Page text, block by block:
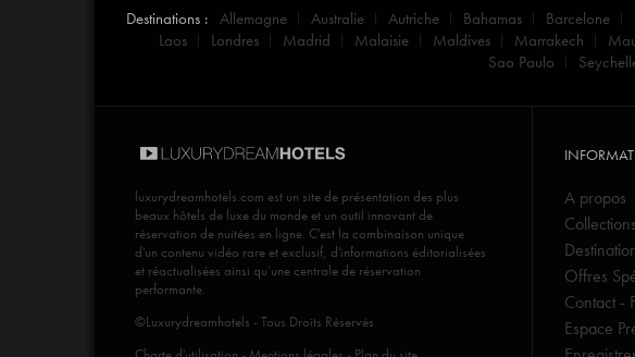
Destinations : Allemagne Australie Autriche Bahamas Barcelone
Laos
Londres Madrid Malaisie Maldives Marrakech
Sao Paulo
luxurydreamhotels.com est un site de présentation des plus
beaux hôtels de luxe du monde et un outil innovant de
réservation de nuitées en ligne. C'est la combinaison unique
d'un contenu vidéo rare et exclusif, d'informations éditorialisées
et réactualisées ainsi qu’une centrale de réservation
performante.
©Luxurydreamhotels - Tous Droits Réservés
A propos
Collections
Offres
Contact -
Espace